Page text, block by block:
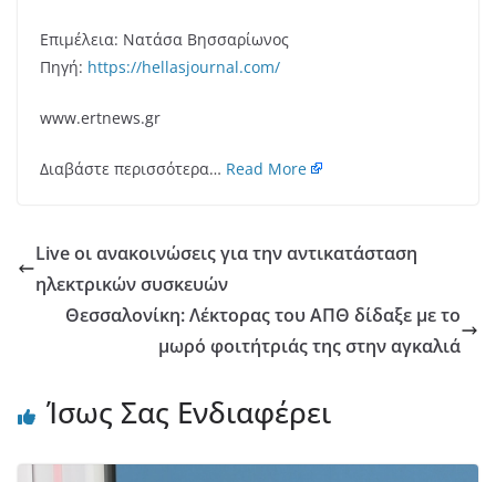
Επιμέλεια: Νατάσα Βησσαρίωνος
Πηγή: https://hellasjournal.com/
www.ertnews.gr
Διαβάστε περισσότερα… Read More
Live οι ανακοινώσεις για την αντικατάσταση
ηλεκτρικών συσκευών
Θεσσαλονίκη: Λέκτορας του ΑΠΘ δίδαξε με το
μωρό φοιτήτριάς της στην αγκαλιά
Ίσως Σας Ενδιαφέρει